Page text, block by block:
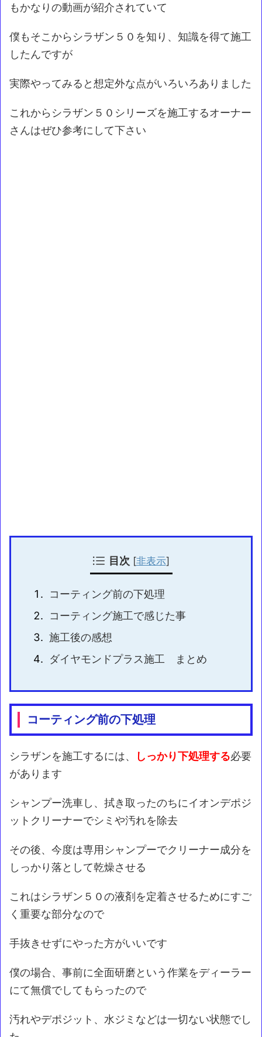
もかなりの動画が紹介されていて
僕もそこからシラザン５０を知り、知識を得て施工
したんですが
実際やってみると想定外な点がいろいろありました
これからシラザン５０シリーズを施工するオーナー
さんはぜひ参考にして下さい
目次 [非表示]
コーティング前の下処理
コーティング施工で感じた事
施工後の感想
ダイヤモンドプラス施工 まとめ
コーティング前の下処理
シラザンを施工するには、 しっかり下処理する必要
があります
シャンプー洗車し、拭き取ったのちにイオンデポジ
ットクリーナーでシミや汚れを除去
その後、今度は専用シャンプーでクリーナー成分を
しっかり落として乾燥させる
これはシラザン５０の液剤を定着させるためにすご
く重要な部分なので
手抜きせずにやった方がいいです
僕の場合、事前に全面研磨という作業をディーラー
にて無償でしてもらったので
汚れやデポジット、水ジミなどは一切ない状態でし